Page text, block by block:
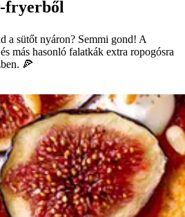
fryerből
a sütőt nyáron? Semmi gond! A
más hasonló falatkák extra ropogósra
🍕